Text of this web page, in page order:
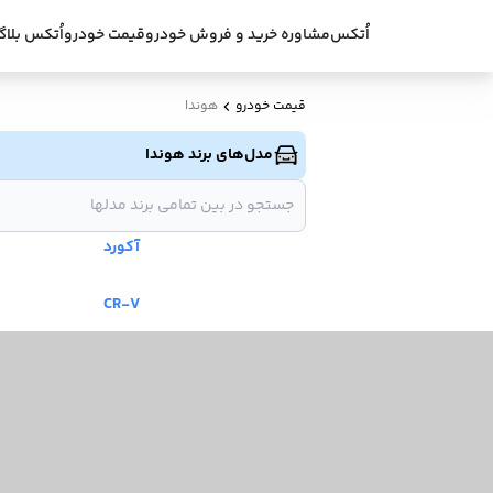
اُتکسمشاوره خرید و فروش خودروقیمت خودرواُتکس
قیمت خودرو هوندا
مدل‌های برند هوندا
آکورد
CR-V